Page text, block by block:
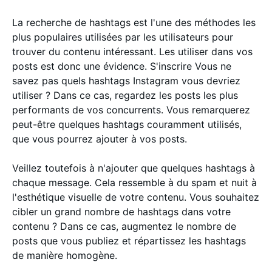
La recherche de hashtags est l'une des méthodes les
plus populaires utilisées par les utilisateurs pour
trouver du contenu intéressant. Les utiliser dans vos
posts est donc une évidence. S'inscrire Vous ne
savez pas quels hashtags Instagram vous devriez
utiliser ? Dans ce cas, regardez les posts les plus
performants de vos concurrents. Vous remarquerez
peut-être quelques hashtags couramment utilisés,
que vous pourrez ajouter à vos posts.
Veillez toutefois à n'ajouter que quelques hashtags à
chaque message. Cela ressemble à du spam et nuit à
l'esthétique visuelle de votre contenu. Vous souhaitez
cibler un grand nombre de hashtags dans votre
contenu ? Dans ce cas, augmentez le nombre de
posts que vous publiez et répartissez les hashtags
de manière homogène.